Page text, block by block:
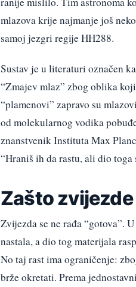
mlazova krije najmanje još
samoj jezgri regije HH288.
Sustav je u literaturi označen
“Zmajev mlaz” zbog oblika
“plamenovi” zapravo su
od molekularnog vodika
znanstvenik Instituta Max
“Hraniš ih da rastu, ali dio
Zašto
Zvijezda se ne rađa “gotova”.
nastala, a dio tog materijala
No taj rast ima ograničenje:
brže okretati. Prema